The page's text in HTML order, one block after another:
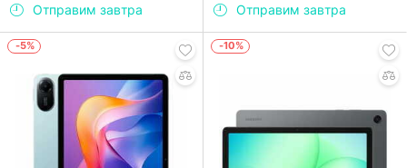
Отправим завтра
Отправим завтра
-5% -10%